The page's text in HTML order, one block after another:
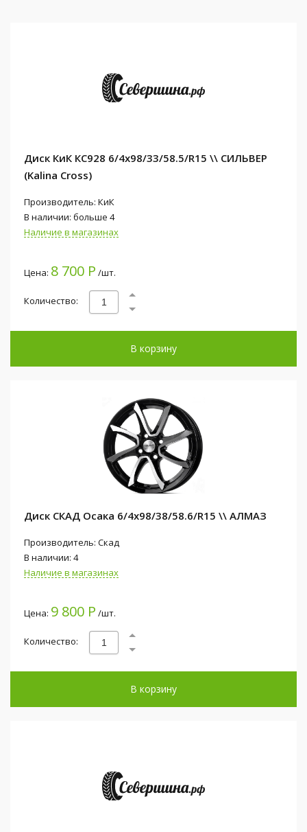
Диск КиК КС928 6/4x98/33/58.5/R15 \\ СИЛЬВЕР
(Kalina Cross)
Производитель: КиК
В наличии: больше 4
Наличие в магазинах
Цена: 8 700 Р /шт.
Количество:
В корзину
Диск СКАД Осака 6/4x98/38/58.6/R15 \\ АЛМАЗ
Производитель: Скад
В наличии: 4
Наличие в магазинах
Цена: 9 800 Р /шт.
Количество:
В корзину